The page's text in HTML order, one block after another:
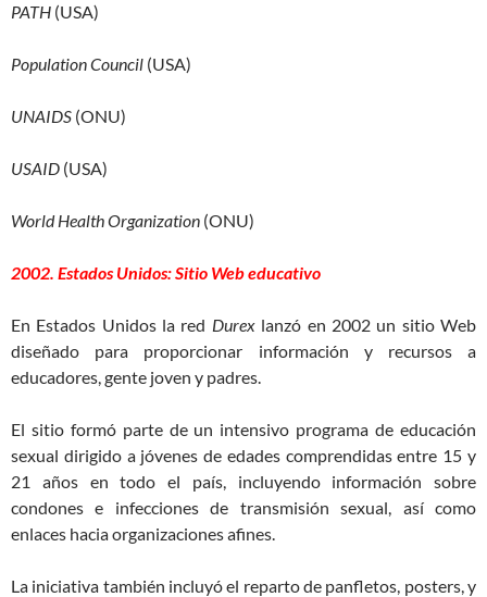
PATH (USA)
Population Council (USA)
UNAIDS (ONU)
USAID (USA)
World Health Organization (ONU)
2002. Estados Unidos: Sitio Web educativo
En Estados Unidos la red Durexlanzó en 2002 un sitio Web
diseñado para proporcionar información y recursos a
educadores, gente joven y padres.
El sitio formó parte de un intensivo programa de educación
sexual dirigido a jóvenes de edades comprendidas entre 15 y
21 años en todo el país, incluyendo información sobre
condones e infecciones de transmisión sexual, así como
enlaces hacia organizaciones afines.
La iniciativa también incluyó el reparto de panfletos, posters, y